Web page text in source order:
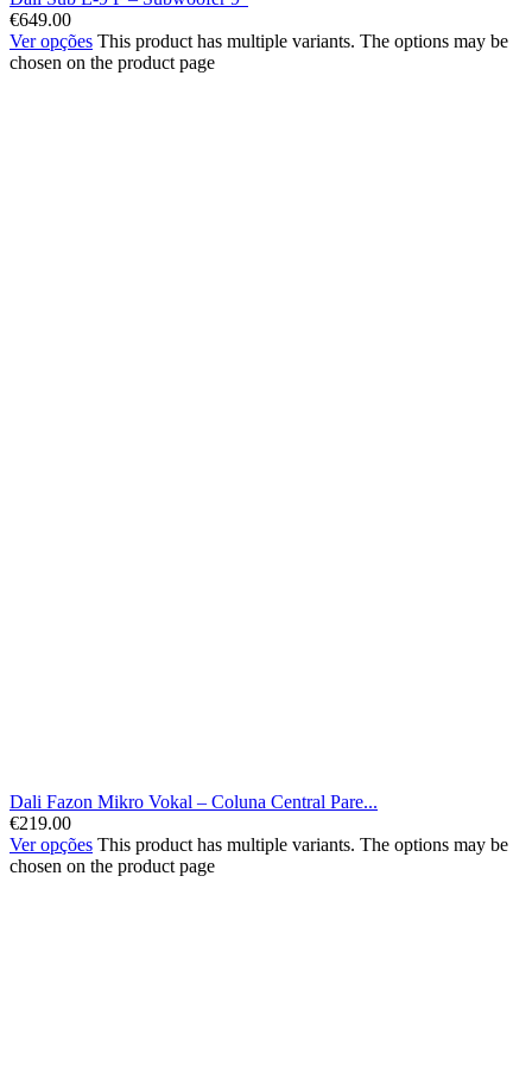
€649.00
Ver opções This product has multiple variants. The options may be
chosen on the product page
Dali Fazon Mikro Vokal – Coluna Central Pare...
€219.00
Ver opções This product has multiple variants. The options may be
chosen on the product page